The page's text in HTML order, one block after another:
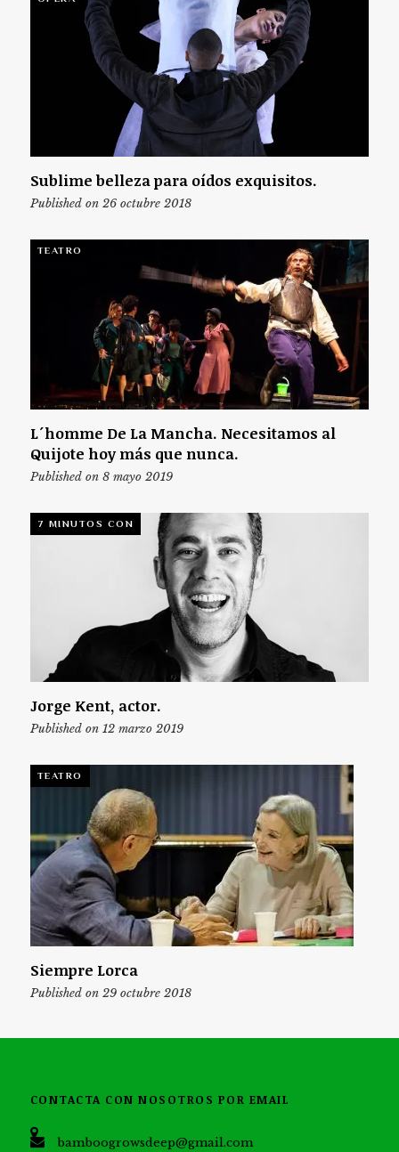
Sublime belleza para oídos exquisitos.
Published on 26 octubre 2018
TEATRO
L´homme De La Mancha. Necesitamos al
Quijote hoy más que nunca.
Published on 8 mayo 2019
7 MINUTOS CON
Jorge Kent, actor.
Published on 12 marzo 2019
TEATRO
Siempre Lorca
Published on 29 octubre 2018
CONTACTA CON NOSOTROS POR EMAIL
bamboogrowsdeep@gmail.com